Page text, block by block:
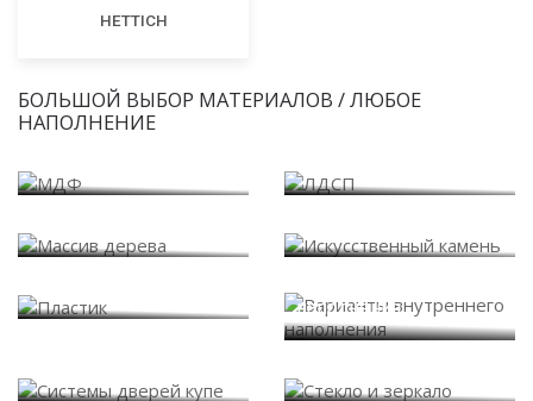
HETTICH
БОЛЬШОЙ ВЫБОР МАТЕРИАЛОВ / ЛЮБОЕ
НАПОЛНЕНИЕ
наполнения